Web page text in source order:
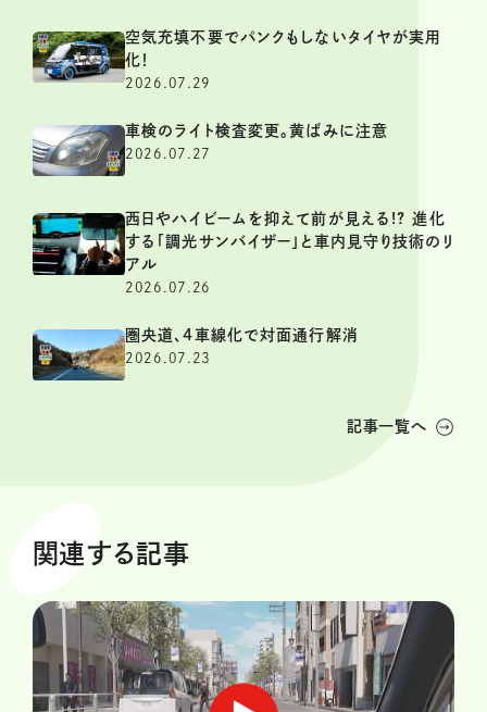
空気充填不要でパンクもしないタイヤが実用
化！
2026.07.29
車検のライト検査変更。黄ばみに注意
2026.07.27
西日やハイビームを抑えて前が見える!? 進化
する「調光サンバイザー」と車内見守り技術のリ
アル
2026.07.26
圏央道、4車線化で対面通行解消
2026.07.23
記事一覧へ
関連する記事